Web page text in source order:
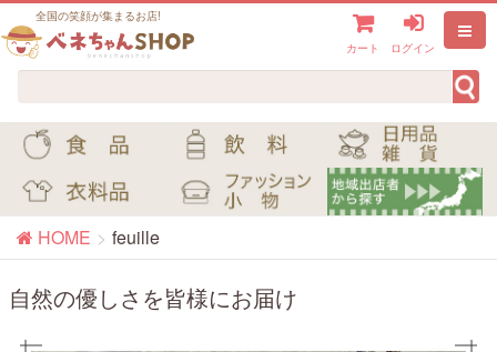
全国の笑顔が集まるお店!
カート ログイン
HOME feuille
自然の優しさを皆様にお届け